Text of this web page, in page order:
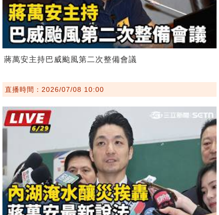
蔣萬安主持巴威颱風第二次整備會議
直播時間：2026/07/08 10:00